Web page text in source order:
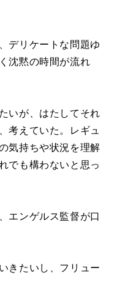
デリケートな問題ゆ
沈黙の時間が流れ
いが、はたしてそれ
考えていた。レギュ
気持ちや状況を理解
でも構わないと思っ
エンゲルス監督が口
きたいし、フリュー